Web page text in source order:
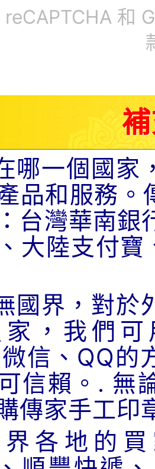
reCAPTCHA 和
哪一個國家
品和服務。
台灣華南銀
大陸支付
國界，對於
，我們
信、QQ的
信賴。. 無
傳家手工印
各地的買